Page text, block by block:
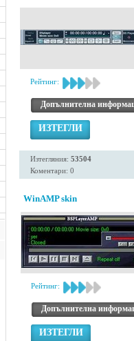
Рейтинг:
Допълнителна
ИЗТЕГЛИ
Изтегляния: 53504
Коментари: 0
WinAMP skin
Рейтинг:
Допълнителна
ИЗТЕГЛИ